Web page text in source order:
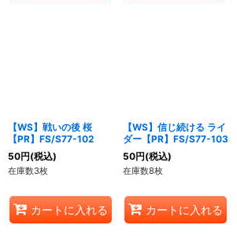
【WS】戦いの後 桜
【PR】FS/S77-102
50円(税込)
在庫数3枚
カートに入れる
【WS】信じ続ける ライ
ダー【PR】FS/S77-103
50円(税込)
在庫数8枚
カートに入れる